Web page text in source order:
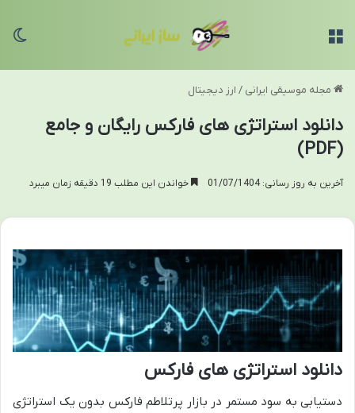
مجله موسیقی ایرانی / ارز دیجیتال
دانلود استراتژی های فارکس رایگان و جامع
(PDF)
آخرین به روز رسانی: 01/07/1404 خواندن این مطلب 19 دقیقه زمان میبرد
دانلود استراتژی های فارکس
دستیابی به سود مستمر در بازار پرتلاطم فارکس بدون یک استراتژی